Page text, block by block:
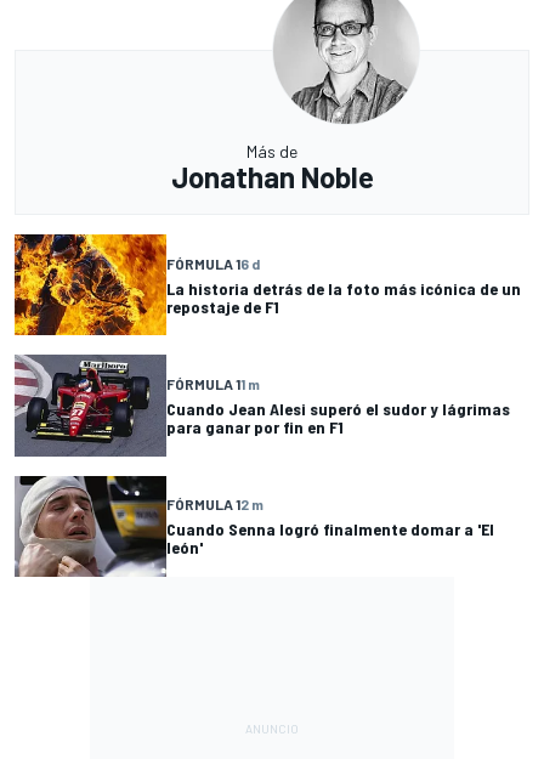
Más de
Jonathan Noble
FÓRMULA 16 d
La historia detrás de la foto más icónica de un
repostaje de F1
FÓRMULA 11 m
Cuando Jean Alesi superó el sudor y lágrimas
para ganar por fin en F1
FÓRMULA 12 m
Cuando Senna logró finalmente domar a 'El
león'